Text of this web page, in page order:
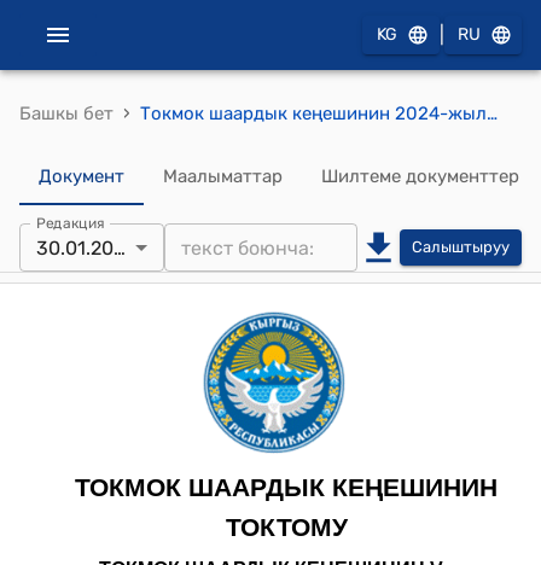
KG RU
Башкы бет › Токмок шаардык кеңешинин 2024-жылдын 30-январы №175/31-5 "Токмок шаарынын жергиликтүү бюджетинен 2024-жылдын 1-январына карата эркин калдыктын эсебинен 24 589,9 миң сом суммасында акча каражаттарын максаттуу багыттоого макулдук берүү жөнүндө" токтому
Документ Маалыматтар Шилтеме документтер
Редакция
30.01.2024 Салыштыруу